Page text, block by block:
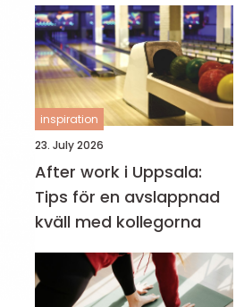
inspiration
23. July 2026
After work i Uppsala:
Tips för en avslappnad
kväll med kollegorna